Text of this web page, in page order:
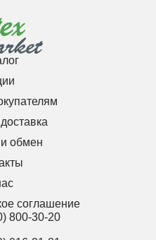
обмен
соглашение
800-30-20